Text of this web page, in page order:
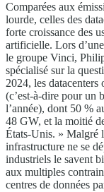
Comparées aux
lourde, celles des
forte croissance des
artificielle. Lors
le groupe Vinci,
spécialisé sur la
2024, les datacenters
(c’est-à-dire pour un
l’année), dont 50 %
48 GW, et la moitié
États-Unis. » Malgré
infrastructure ne se
industriels le savent
aux multiples
centres de données